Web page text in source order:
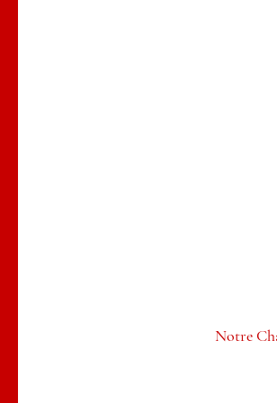
Notre